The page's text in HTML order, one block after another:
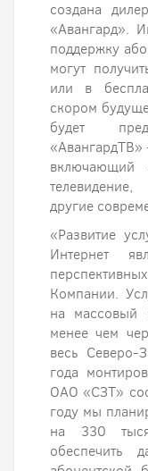
создана
«Авангард».
поддержку
могут
или в
скором
будет
«АвангардТВ»
включающий
другие
«Развитие
Интернет
Компании.
на массовый
менее чем
весь
года
ОАО «СЗТ»
году мы
на 330
обеспечить